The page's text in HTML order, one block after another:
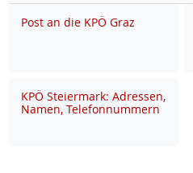
Post an die KPÖ Graz
KPÖ Steiermark: Adressen,
Namen, Telefonnummern